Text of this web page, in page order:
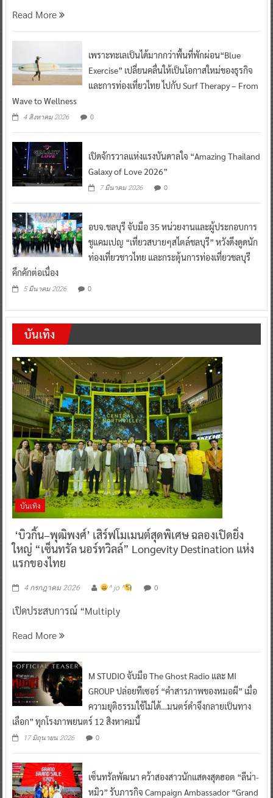
Read More
เพราะทะเลเป็นได้มากกว่าพื้นที่พักผ่อน“Blue
Exercise” เปลี่ยนคลื่นให้เป็นโอกาสใหม่ของธุรกิจ
และการท่องเที่ยวไทย ไปกับ Surf Therapy – From
Wave to Wellness
4 สิงหาคม 2026 0
เปิดจักรวาลแห่งแรงบันดาลใจ “Amazing Thailand
Galaxy of Love 2026”
7 มีนาคม 2026 0
อบจ.ชลบุรี จับมือ 35 หน่วยงานและผู้ประกอบการ
ชูแคมเปญ “เที่ยวสบายๆสไตล์ชลบุรี” หวังดึงดูดนัก
ท่องเที่ยวชาวไทย และกระตุ้นการท่องเที่ยวชลบุรี
คึกคักต่อเนื่อง
5 มีนาคม 2026 0
บันเทิง
บันเทิง
‘บิวกิ้น–พุฒิพงศ์’ เสิร์ฟโมเมนต์สุดพิเศษ ฉลองเปิดยิ่ง
ใหญ่ “เซ็นทรัล นอร์ทวิลล์” Longevity Destination แห่ง
แรกของไทย
4 กรกฎาคม 2026 ^ jo ^ 0
เปิดประสบการณ์ “Multiply
Read More
M STUDIO จับมือ The Ghost Radio และ MI
GROUP ปล่อยทีเซอร์ “คำสารภาพของหมอผี” เมื่อ
ความยุติธรรมใช้ไม่ได้…มนตร์ดำจึงกลายเป็นทาง
เลือก” ทุกโรงภาพยนตร์ 12 สิงหาคมนี้
17 มิถุนายน 2026 0
เซ็นทรัลพัฒนา คว้าสองสาวนักแสดงสุดฮอต “ลีน่า-
หมิว” รับภารกิจ Campaign Ambassador “Grand